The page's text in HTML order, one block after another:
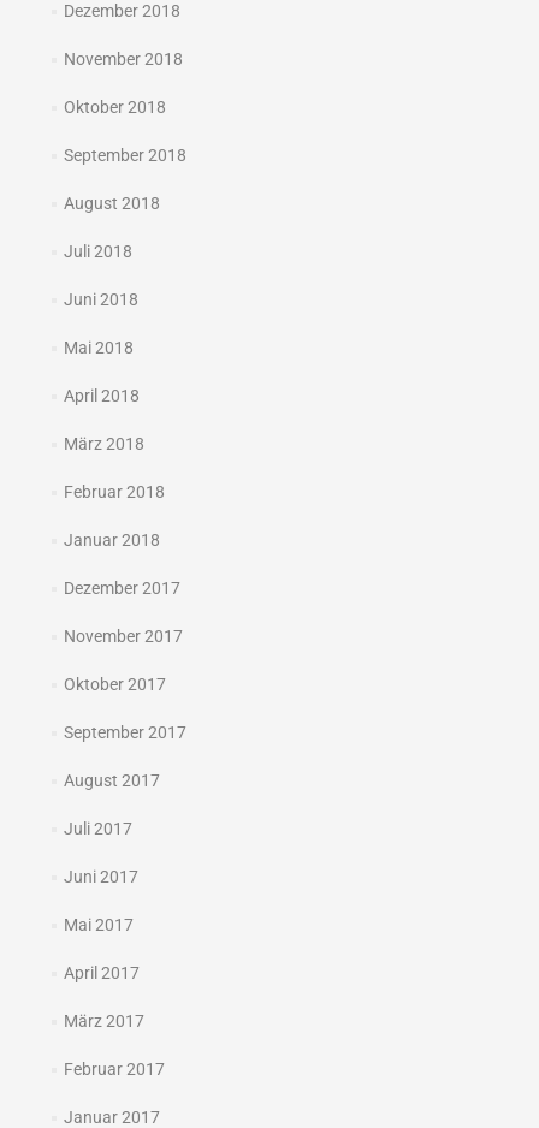
Dezember 2018
November 2018
Oktober 2018
September 2018
August 2018
Juli 2018
Juni 2018
Mai 2018
April 2018
März 2018
Februar 2018
Januar 2018
Dezember 2017
November 2017
Oktober 2017
September 2017
August 2017
Juli 2017
Juni 2017
Mai 2017
April 2017
März 2017
Februar 2017
Januar 2017